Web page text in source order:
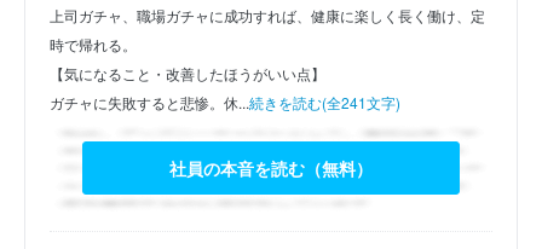
上司ガチャ、職場ガチャに成功すれば、健康に楽しく長く働け、定
時で帰れる。
【気になること・改善したほうがいい点】
ガチャに失敗すると悲惨。休...続きを読む(全241文字)
社員の本音を読む（無料）